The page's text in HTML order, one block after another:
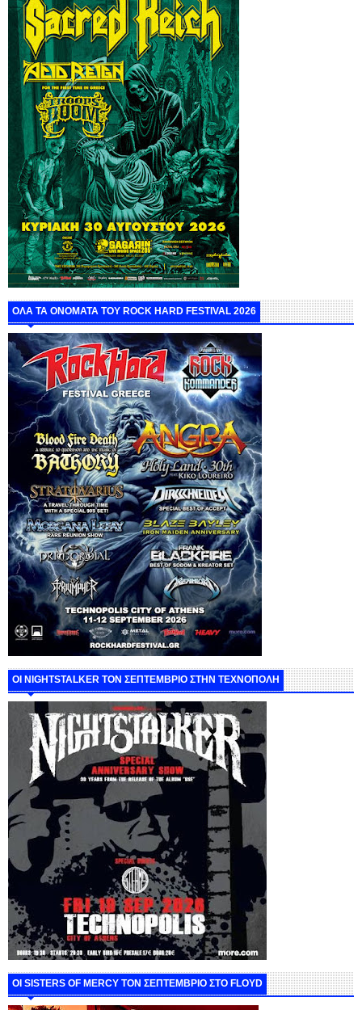
ΟΛΑ ΤΑ ΟΝΟΜΑΤΑ ΤΟΥ ROCK HARD FESTIVAL 2026
ΟΙ NIGHTSTALKER ΤΟΝ ΣΕΠΤΕΜΒΡΙΟ ΣΤΗΝ ΤΕΧΝΟΠΟΛΗ
ΟΙ SISTERS OF MERCY ΤΟΝ ΣΕΠΤΕΜΒΡΙΟ ΣΤΟ FLOYD